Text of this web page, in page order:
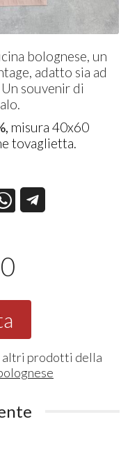
bolognese, un
adatto sia ad
souvenir di
misura 40x60
tovaglietta.
altri prodotti della